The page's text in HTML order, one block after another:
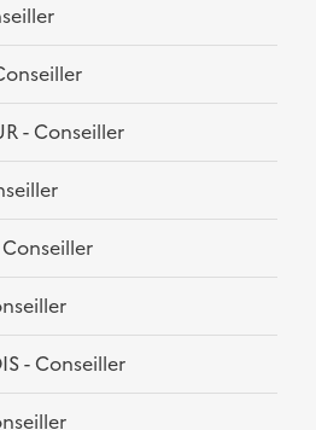
- Conseiller
- Conseiller